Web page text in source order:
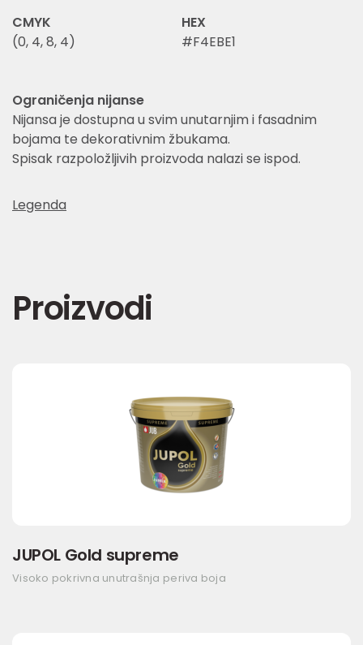
CMYK
(0, 4, 8, 4)
HEX
#F4EBE1
Ograničenja nijanse
Nijansa je dostupna u svim unutarnjim i fasadnim
bojama te dekorativnim žbukama.
Spisak razpoložljivih proizvoda nalazi se ispod.
Legenda
Proizvodi
JUPOL Gold supreme
Visoko pokrivna unutrašnja periva boja